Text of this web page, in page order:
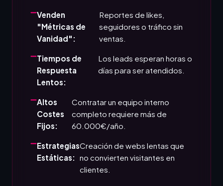
Venden
"Métricas de
Vanidad":
Reportes de likes,
seguidores o tráfico sin
ventas.
Tiempos de
Respuesta
Lentos:
Los leads esperan horas o
días para ser atendidos.
Altos
Costes
Fijos:
Contratar un equipo interno
completo requiere más de
60.000€/año.
Estrategias
Estáticas:
Creación de webs lentas que
no convierten visitantes en
clientes.